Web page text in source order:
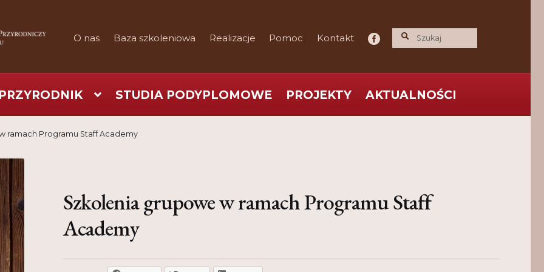
O nas Baza szkoleniowa Realizacje Pomoc Kontakt
STUDIA PODYPLOMOWE PROJEKTY AKTUALNOŚCI
Checkout Konferencje Kontakt
ramach Programu Staff Academy
Szkolenia grupowe w ramach Programu Staff
Academy